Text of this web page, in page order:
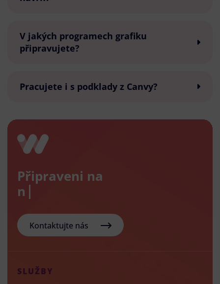
V jakých programech grafiku
připravujete?
Pracujete i s podklady z Canvy?
Připraveni na
nový e-
Kontaktujte nás
SLUŽBY